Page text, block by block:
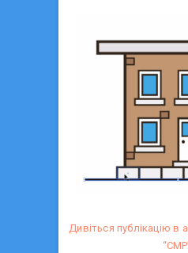
Дивіться публікацію в